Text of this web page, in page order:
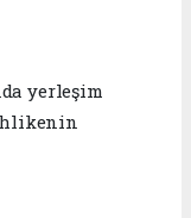
yerleşim